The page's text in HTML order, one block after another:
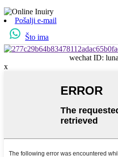
Pošalji e-mail
Što ima
wechat ID:
x